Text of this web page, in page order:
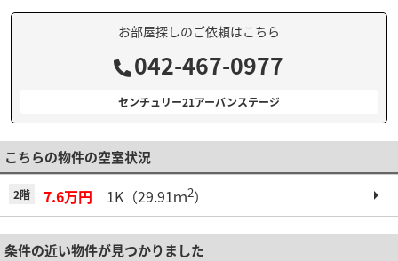
お部屋探しのご依頼はこちら
042-467-0977
センチュリー21アーバンステージ
こちらの物件の空室状況
2階 7.6万円 1K（29.91ｍ2）
条件の近い物件が見つかりました